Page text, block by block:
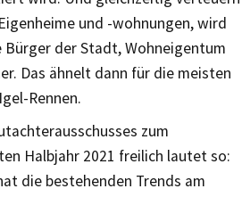
und -wohnungen, wird
Bürger der Stadt, Wohneigentum
Das ähnelt dann für die meisten
Rennen.
zum
Halbjahr 2021 freilich lautet so:
die bestehenden Trends am